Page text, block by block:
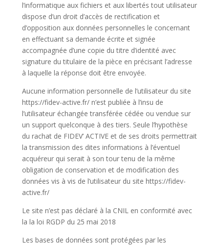
l’informatique aux fichiers et aux libertés tout utilisateur
dispose d’un droit d’accès de rectification et
d’opposition aux données personnelles le concernant
en effectuant sa demande écrite et signée
accompagnée d’une copie du titre d’identité avec
signature du titulaire de la pièce en précisant l’adresse
à laquelle la réponse doit être envoyée.
Aucune information personnelle de l’utilisateur du site
https://fidev-active.fr/ n’est publiée à l’insu de
l’utilisateur échangée transférée cédée ou vendue sur
un support quelconque à des tiers. Seule l’hypothèse
du rachat de FIDEV’ ACTIVE et de ses droits permettrait
la transmission des dites informations à l’éventuel
acquéreur qui serait à son tour tenu de la même
obligation de conservation et de modification des
données vis à vis de l’utilisateur du site https://fidev-
active.fr/
Le site n’est pas déclaré à la CNIL en conformité avec
la la loi RGDP du 25 mai 2018
Les bases de données sont protégées par les